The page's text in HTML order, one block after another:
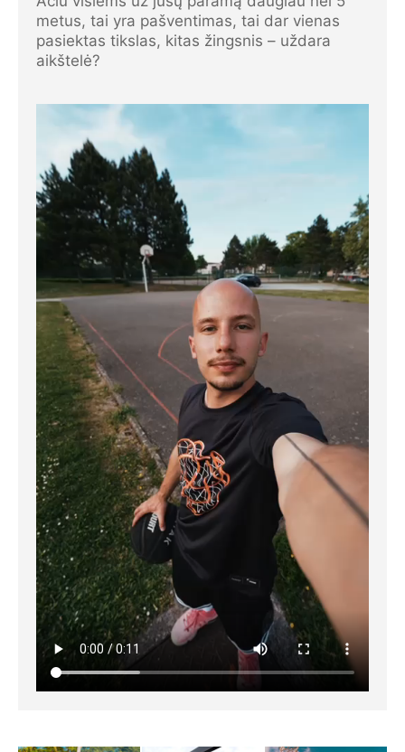
metus, tai yra pašventimas, tai dar vienas
pasiektas tikslas, kitas žingsnis – uždara
aikštelė?